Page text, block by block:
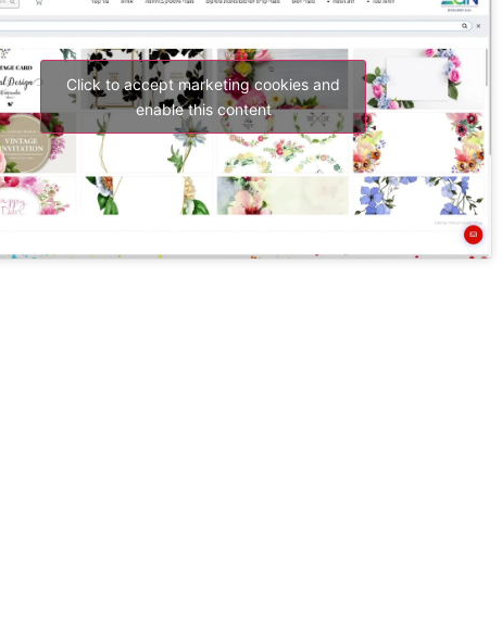
Click to accept marketing cookies and
enable this content